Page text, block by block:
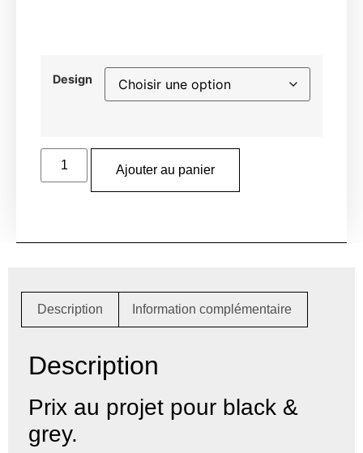
Design
Ajouter au panier
Description Information complémentaire
Description
Prix au projet pour black &
grey.